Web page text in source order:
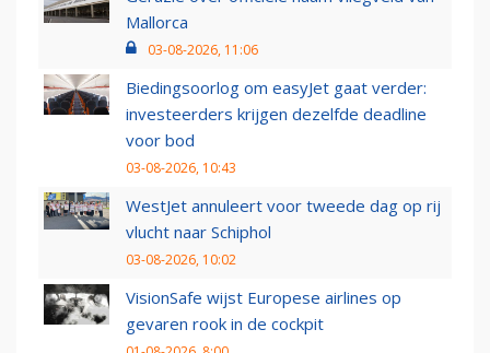
Mallorca
03-08-2026, 11:06
Biedingsoorlog om easyJet gaat verder:
investeerders krijgen dezelfde deadline
voor bod
03-08-2026, 10:43
WestJet annuleert voor tweede dag op rij
vlucht naar Schiphol
03-08-2026, 10:02
VisionSafe wijst Europese airlines op
gevaren rook in de cockpit